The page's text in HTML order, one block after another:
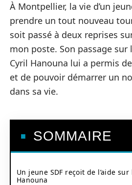
À Montpellier, la vie d’un
prendre un tout nouveau
soit passé à deux reprises
mon poste. Son passage sur
Cyril Hanouna lui a permis
et de pouvoir démarrer un
dans sa vie.
SOMMAIRE
Un jeune SDF reçoit de l’aide sur
Hanouna